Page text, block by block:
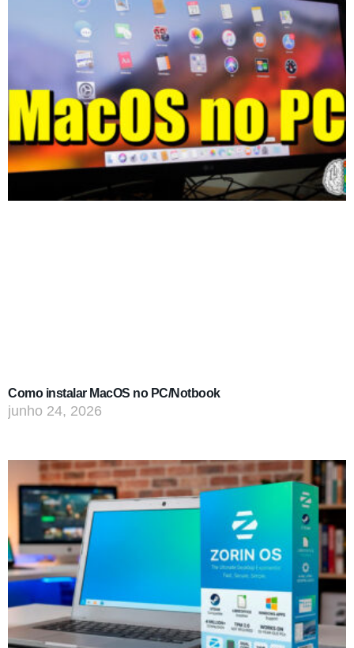
Como instalar MacOS no PC/Notbook
junho 24, 2026